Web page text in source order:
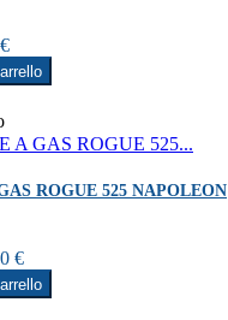
ROGUE 525 NAPOLEON
€